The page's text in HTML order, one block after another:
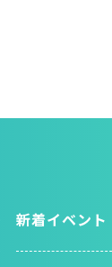
新着イベント